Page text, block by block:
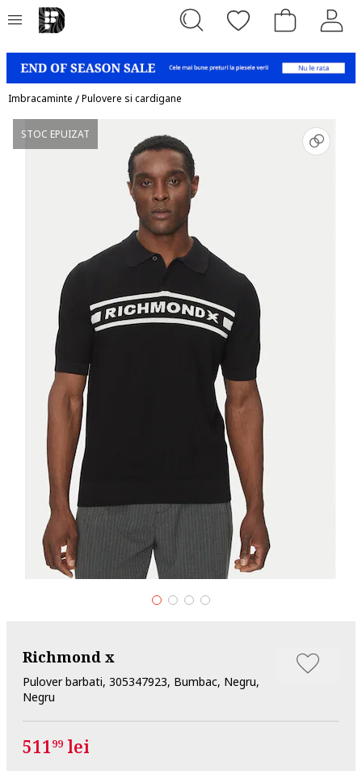
Imbracaminte /Pulovere si cardigane
STOC EPUIZAT
Richmond x
Pulover barbati, 305347923, Bumbac, Negru,
Negru
51199 lei